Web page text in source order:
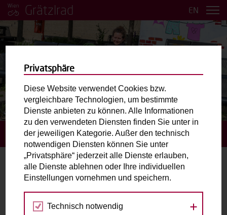
Grätzlrad EN
BILDER ANSEHEN
STARTSEITE BUCHUNGSANFRAGE STELLEN
Buchungsanfrage stellen
Nordbergstraße 8, 1090 Wien
Privatsphäre
Diese Website verwendet Cookies bzw.
vergleichbare Technologien, um bestimmte
Dienste anbieten zu können. Alle Informationen
zu den verwendeten Diensten finden Sie unter in
der jeweiligen Kategorie. Außer den technisch
notwendigen Diensten können Sie unter
„Privatsphäre“ jederzeit alle Dienste erlauben,
alle Dienste ablehnen oder Ihre individuellen
Einstellungen vornehmen und speichern.
Technisch notwendig